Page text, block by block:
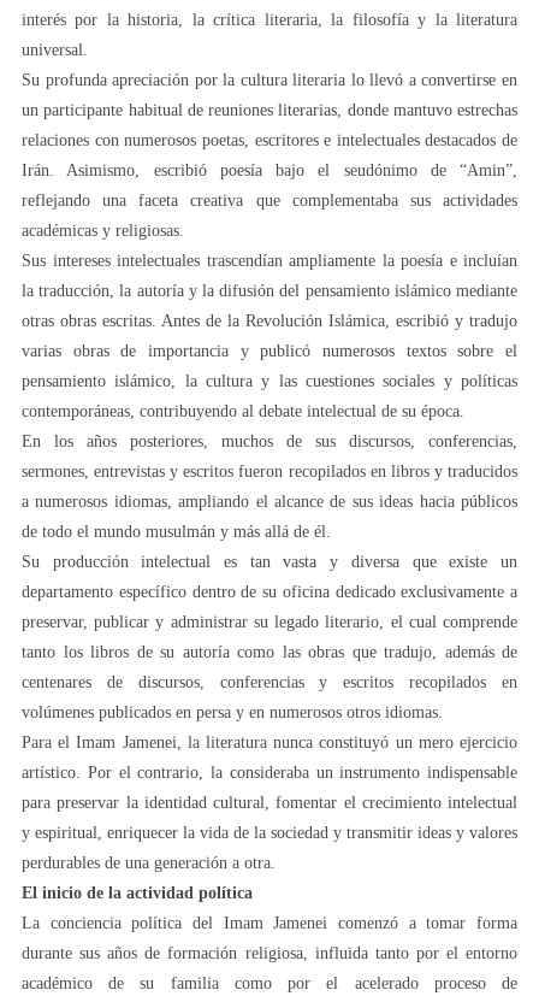
interés por la historia, la crítica literaria, la filosofía y la literatura
universal.
Su profunda apreciación por la cultura literaria lo llevó a convertirse en
un participante habitual de reuniones literarias, donde mantuvo estrechas
relaciones con numerosos poetas, escritores e intelectuales destacados de
Irán. Asimismo, escribió poesía bajo el seudónimo de “Amin”,
reflejando una faceta creativa que complementaba sus actividades
académicas y religiosas.
Sus intereses intelectuales trascendían ampliamente la poesía e incluían
la traducción, la autoría y la difusión del pensamiento islámico mediante
otras obras escritas. Antes de la Revolución Islámica, escribió y tradujo
varias obras de importancia y publicó numerosos textos sobre el
pensamiento islámico, la cultura y las cuestiones sociales y políticas
contemporáneas, contribuyendo al debate intelectual de su época.
En los años posteriores, muchos de sus discursos, conferencias,
sermones, entrevistas y escritos fueron recopilados en libros y traducidos
a numerosos idiomas, ampliando el alcance de sus ideas hacia públicos
de todo el mundo musulmán y más allá de él.
Su producción intelectual es tan vasta y diversa que existe un
departamento específico dentro de su oficina dedicado exclusivamente a
preservar, publicar y administrar su legado literario, el cual comprende
tanto los libros de su autoría como las obras que tradujo, además de
centenares de discursos, conferencias y escritos recopilados en
volúmenes publicados en persa y en numerosos otros idiomas.
Para el Imam Jamenei, la literatura nunca constituyó un mero ejercicio
artístico. Por el contrario, la consideraba un instrumento indispensable
para preservar la identidad cultural, fomentar el crecimiento intelectual
y espiritual, enriquecer la vida de la sociedad y transmitir ideas y valores
perdurables de una generación a otra.
El inicio de la actividad política
La conciencia política del Imam Jamenei comenzó a tomar forma
durante sus años de formación religiosa, influida tanto por el entorno
académico de su familia como por el acelerado proceso de